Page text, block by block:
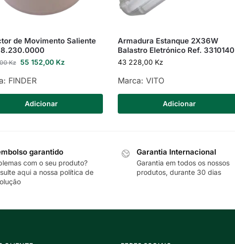
de Movimento Saliente
Kz 55 152,00 Kz
FINDER
Adicionar
Armadura Estanque 2X36W
Balastro Eletrónico Ref. 3310140
43 228,00 Kz
Marca:VITO
Adicionar
garantido
com o seu produto?
aquia nossa política de
Garantia Internacional
Garantia em todos os nossos
produtos, durante 30 dias